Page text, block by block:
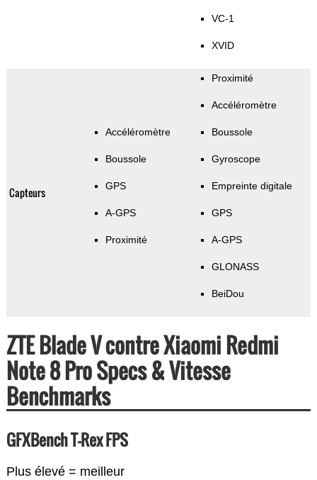
VC-1
XVID
Capteurs
Accéléromètre
Boussole
GPS
A-GPS
Proximité
Proximité
Accéléromètre
Boussole
Gyroscope
Empreinte digitale
GPS
A-GPS
GLONASS
BeiDou
ZTE Blade V contre Xiaomi Redmi
Note 8 Pro Specs & Vitesse
Benchmarks
GFXBench T-Rex FPS
Plus élevé = meilleur